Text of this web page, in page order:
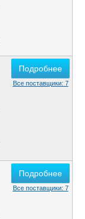
Подробнее
Все поставщики: 7
Подробнее
Все поставщики: 7